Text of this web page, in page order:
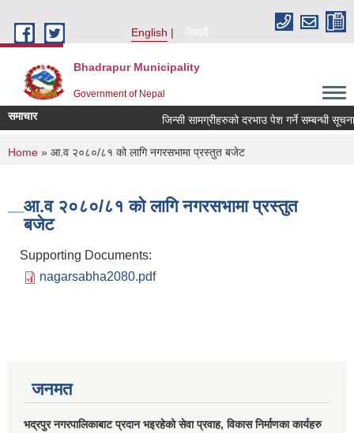
English
नेपाली
Bhadrapur Municipality
Government of Nepal
समाचार जिन्सी सामग्रीहरुको दरभाउ पेश गर्ने सम्बन्धी सूचना
You are here
Home » आ.व २०८०/८१ को लागि नगरसभामा प्रस्तुत बजेट
आ.व २०८०/८१ को लागि नगरसभामा प्रस्तुत
बजेट
Supporting Documents:
nagarsabha2080.pdf
जनमत
भद्रपुर नगरपालिकाबाट प्रदान भइरहेको सेवा प्रवाह, विकास निर्माणका कार्यहरु